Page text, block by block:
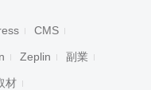
CMS
Zeplin 副業
材